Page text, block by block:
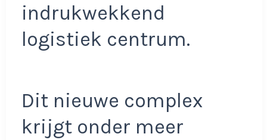
indrukwekkend
logistiek centrum.
Dit nieuwe complex
krijgt onder meer